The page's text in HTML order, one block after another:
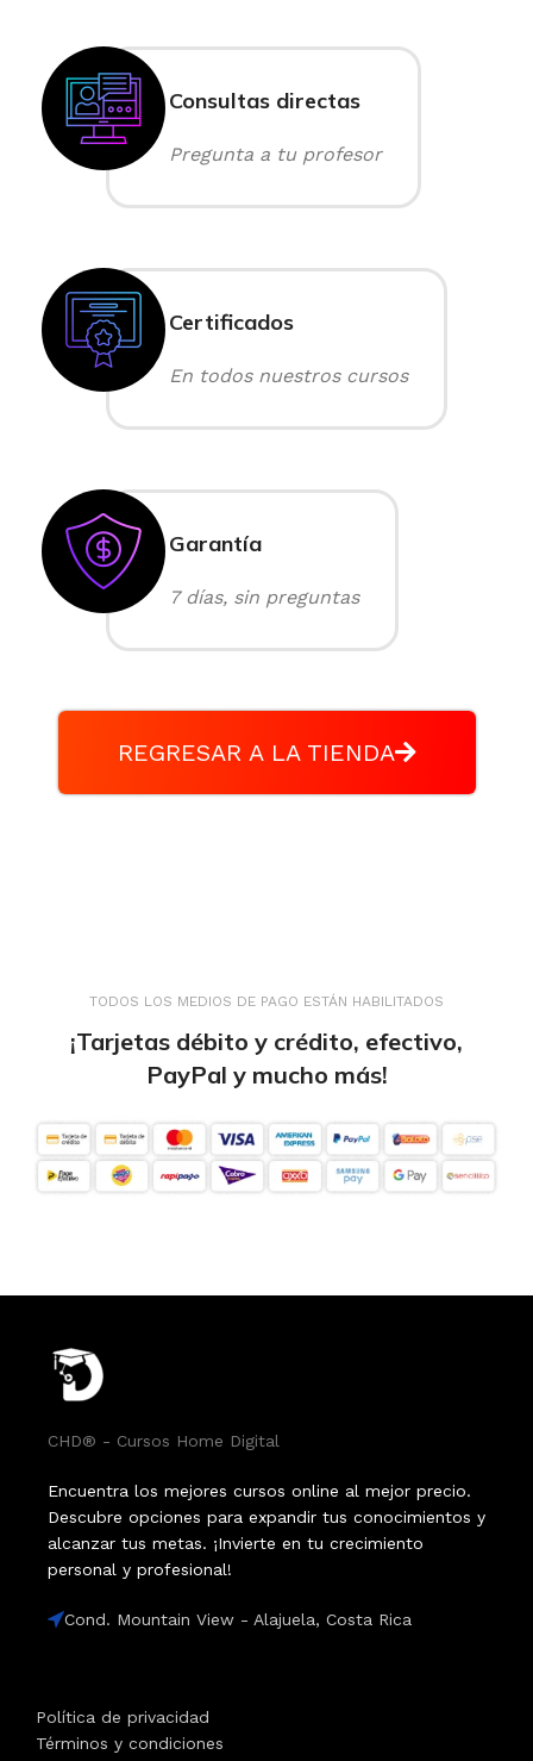
Consultas directas
Pregunta a tu profesor
Certificados
En todos nuestros cursos
Garantía
7 días, sin preguntas
REGRESAR A LA TIENDA
TODOS LOS MEDIOS DE PAGO ESTÁN HABILITADOS
¡Tarjetas débito y crédito, efectivo,
PayPal y mucho más!
CHD® - Cursos Home Digital
Encuentra los mejores cursos online al mejor precio.
Descubre opciones para expandir tus conocimientos y
alcanzar tus metas. ¡Invierte en tu crecimiento
personal y profesional!
Cond. Mountain View - Alajuela, Costa Rica
Política de privacidad
Términos y condiciones